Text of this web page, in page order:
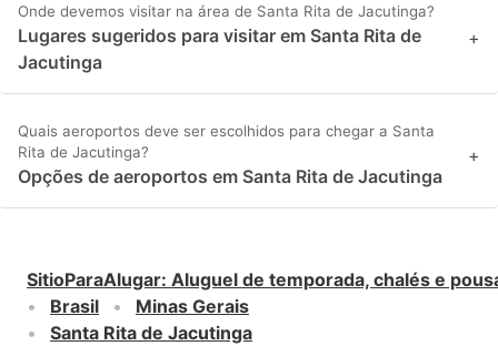
Onde devemos visitar na área de Santa Rita de Jacutinga?
Lugares sugeridos para visitar em Santa Rita de
Jacutinga
+
Quais aeroportos deve ser escolhidos para chegar a Santa
Rita de Jacutinga?
Opções de aeroportos em Santa Rita de Jacutinga
+
SitioParaAlugar: Aluguel de temporada, chalés e
Brasil
Minas Gerais
Santa Rita de Jacutinga